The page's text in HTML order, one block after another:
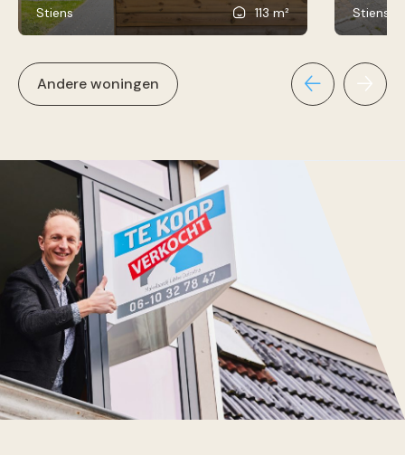
Stiens 113 m² Stiens
Andere woningen